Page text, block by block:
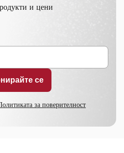
и цени
за поверителност